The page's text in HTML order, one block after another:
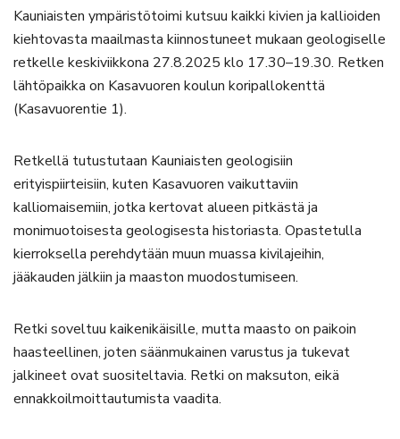
Kauniaisten ympäristötoimi kutsuu kaikki kivien ja kallioiden
kiehtovasta maailmasta kiinnostuneet mukaan geologiselle
retkelle keskiviikkona 27.8.2025 klo 17.30–19.30. Retken
lähtöpaikka on Kasavuoren koulun koripallokenttä
(Kasavuorentie 1).
Retkellä tutustutaan Kauniaisten geologisiin
erityispiirteisiin, kuten Kasavuoren vaikuttaviin
kalliomaisemiin, jotka kertovat alueen pitkästä ja
monimuotoisesta geologisesta historiasta. Opastetulla
kierroksella perehdytään muun muassa kivilajeihin,
jääkauden jälkiin ja maaston muodostumiseen.
Retki soveltuu kaikenikäisille, mutta maasto on paikoin
haasteellinen, joten säänmukainen varustus ja tukevat
jalkineet ovat suositeltavia. Retki on maksuton, eikä
ennakkoilmoittautumista vaadita.